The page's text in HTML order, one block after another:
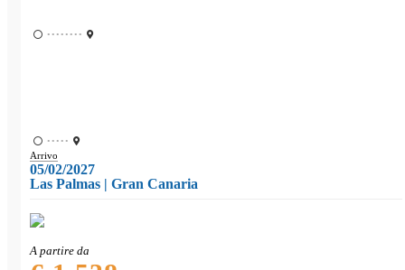
••••••••
•••••
Arrivo
05/02/2027
Las Palmas | Gran Canaria
A partire da